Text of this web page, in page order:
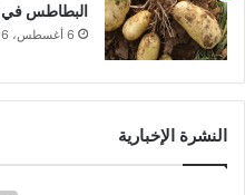
البطاطس في 6 محافظات
6 أغسطس، 2026
النشرة الإخبارية